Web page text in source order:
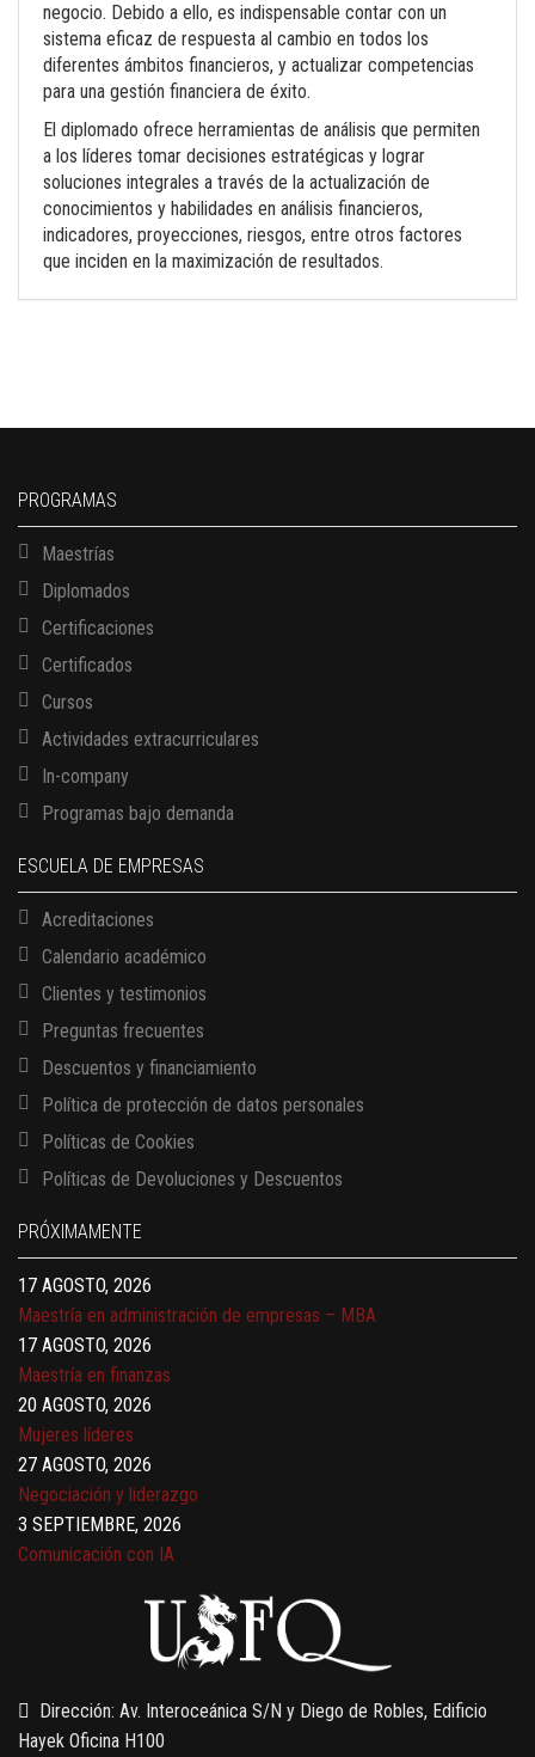
negocio. Debido a ello, es indispensable contar con un
sistema eficaz de respuesta al cambio en todos los
diferentes ámbitos financieros, y actualizar competencias
para una gestión financiera de éxito.
El diplomado ofrece herramientas de análisis que permiten
a los líderes tomar decisiones estratégicas y lograr
soluciones integrales a través de la actualización de
conocimientos y habilidades en análisis financieros,
indicadores, proyecciones, riesgos, entre otros factores
que inciden en la maximización de resultados.
PROGRAMAS
Maestrías
Diplomados
Certificaciones
Certificados
Cursos
Actividades extracurriculares
In-company
Programas bajo demanda
ESCUELA DE EMPRESAS
Acreditaciones
Calendario académico
Clientes y testimonios
Preguntas frecuentes
Descuentos y financiamiento
Política de protección de datos personales
Políticas de Cookies
Políticas de Devoluciones y Descuentos
PRÓXIMAMENTE
13 AGOSTO, 2026
Finanzas para no financieros
Gerencia de empresas familiares
17 AGOSTO, 2026
Maestría en administración de empresas – MBA
17 AGOSTO, 2026
Maestría en finanzas
20 AGOSTO, 2026
Mujeres líderes
27 AGOSTO, 2026
Negociación y liderazgo
3 SEPTIEMBRE, 2026
Comunicación con IA
7 SEPTIEMBRE, 2026
Gobernanza de datos
Finanzas para no financieros
Dirección: Av. Interoceánica S/N y Diego de Robles, Edificio
Hayek Oficina H100